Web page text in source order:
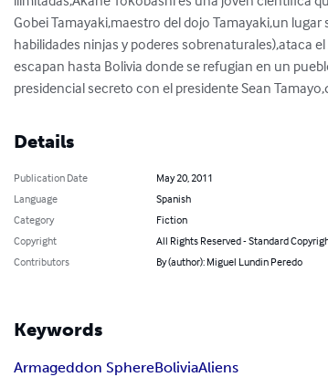
Gobei Tamayaki,maestro del dojo Tamayaki,un
habilidades ninjas y poderes sobrenaturales),ataca
escapan hasta Bolivia donde se refugian en un
presidencial secreto con el presidente Sean
Details
Publication Date
May 20, 2011
Language
Spanish
Category
Fiction
Copyright
All Rights Reserved - Standard
Contributors
By (author): Miguel Lundin Peredo
Keywords
Armageddon SphereBoliviaAliens